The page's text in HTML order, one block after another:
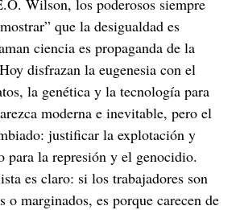
Wilson, los poderosos siempre
que la desigualdad es
ciencia es propaganda de la
disfrazan la eugenesia con el
la genética y la tecnología para
moderna e inevitable, pero el
justificar la explotación y
para la represión y el genocidio.
es claro: si los trabajadores son
o marginados, es porque carecen de